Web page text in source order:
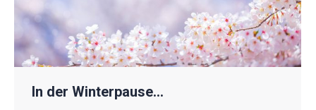
In der Winterpause…